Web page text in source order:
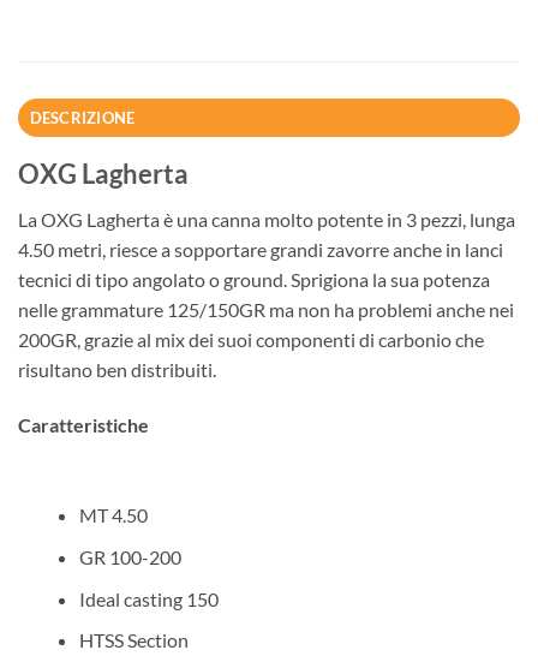
DESCRIZIONE
OXG Lagherta
La OXG Lagherta è una canna molto potente in 3 pezzi, lunga
4.50 metri, riesce a sopportare grandi zavorre anche in lanci
tecnici di tipo angolato o ground. Sprigiona la sua potenza
nelle grammature 125/150GR ma non ha problemi anche nei
200GR, grazie al mix dei suoi componenti di carbonio che
risultano ben distribuiti.
Caratteristiche
MT 4.50
GR 100-200
Ideal casting 150
HTSS Section